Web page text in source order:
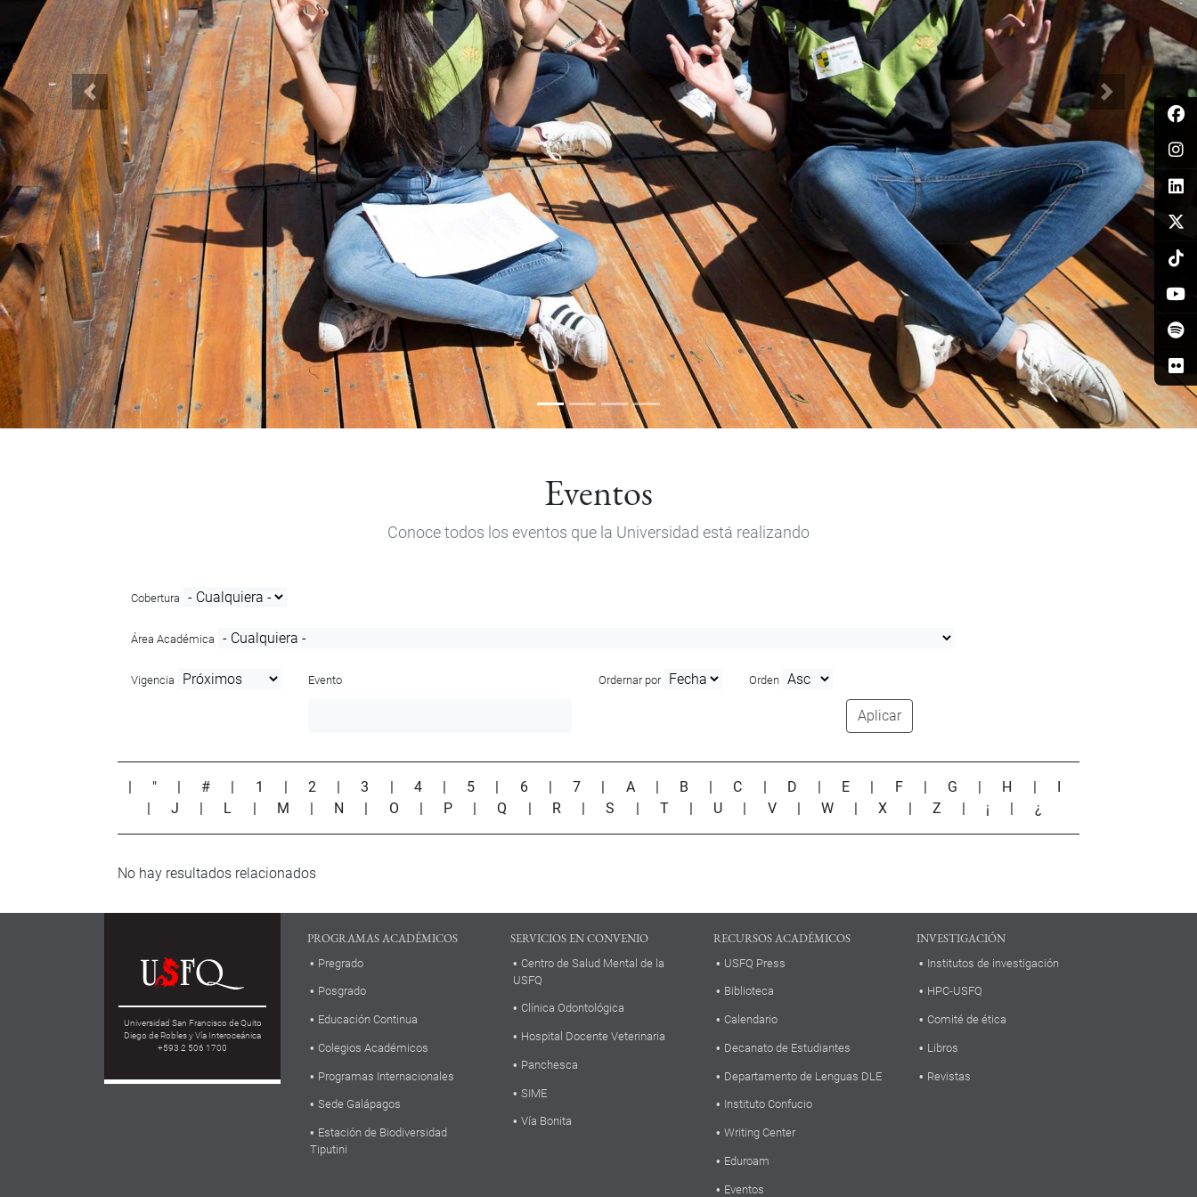
Anterior Siguiente
Eventos
Conoce todos los eventos que la Universidad está realizando
Cobertura
Área Académica
Vigencia Evento Ordernar por Orden
Aplicar
" # 1 2 |3 4 5 6 |7 A B C D E F G H
J L M N O P |Q R |S T U V W |X Z ¡ ¿
No hay resultados relacionados
Universidad San Francisco de Quito
Diego de Robles y Vía Interoceánica
+593 2 506 1700
PROGRAMAS ACADÉMICOS
Pregrado
Posgrado
Educación Continua
Colegios Académicos
Programas Internacionales
Sede Galápagos
Estación de Biodiversidad
Tiputini
SERVICIOS EN CONVENIO
Centro de Salud Mental de la
USFQ
Clínica Odontológica
Hospital Docente Veterinaria
Panchesca
SIME
Vía Bonita
RECURSOS ACADÉMICOS
USFQ Press
Biblioteca
Calendario
Decanato de Estudiantes
Departamento de Lenguas DLE
Instituto Confucio
Writing Center
Eduroam
Eventos
INVESTIGACIÓN
Institutos de investigación
HPC-USFQ
Comité de ética
Libros
Revistas